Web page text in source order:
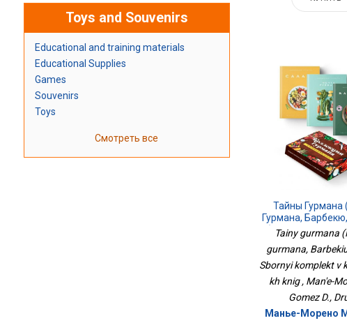
Toys and Souvenirs
Educational and training materials
Educational Supplies
Games
Souvenirs
Toys
Смотреть все
Тайны Гурмана
Гурмана,
Сборный
Из 3-Х Книг
Tainy gurmana
gurmana,
Sbornyi komplekt v
kh knig , Man'e-
Gomez D.,
Манье-Морено